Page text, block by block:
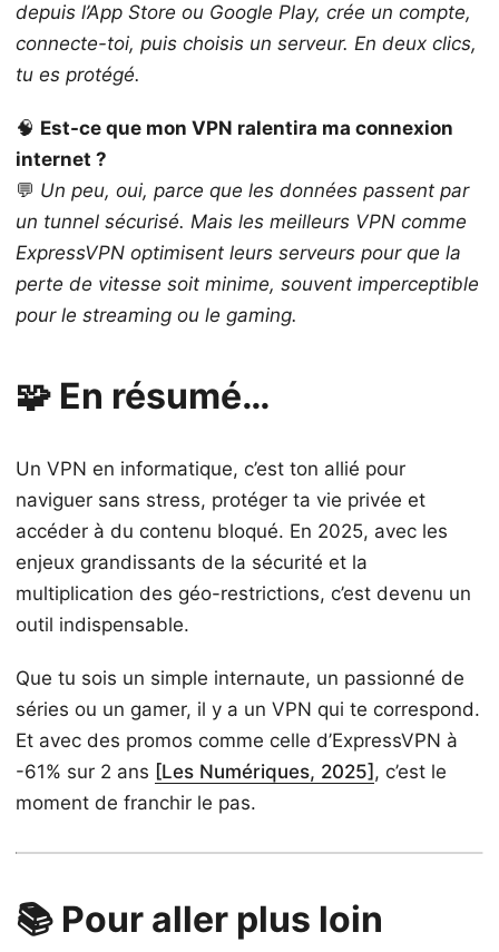
depuis l’App Store ou Google Play, crée un compte,
connecte-toi, puis choisis un serveur. En deux clics,
tu es protégé.
🧠 Est-ce que mon VPN ralentira ma connexion
internet ?
💬 Un peu, oui, parce que les données passent par
un tunnel sécurisé. Mais les meilleurs VPN comme
ExpressVPN optimisent leurs serveurs pour que la
perte de vitesse soit minime, souvent imperceptible
pour le streaming ou le gaming.
🧩 En résumé…
Un VPN en informatique, c’est ton allié pour
naviguer sans stress, protéger ta vie privée et
accéder à du contenu bloqué. En 2025, avec les
enjeux grandissants de la sécurité et la
multiplication des géo-restrictions, c’est devenu un
outil indispensable.
Que tu sois un simple internaute, un passionné de
séries ou un gamer, il y a un VPN qui te correspond.
Et avec des promos comme celle d’ExpressVPN à
-61% sur 2 ans [Les Numériques, 2025] , c’est le
moment de franchir le pas.
📚 Pour aller plus loin